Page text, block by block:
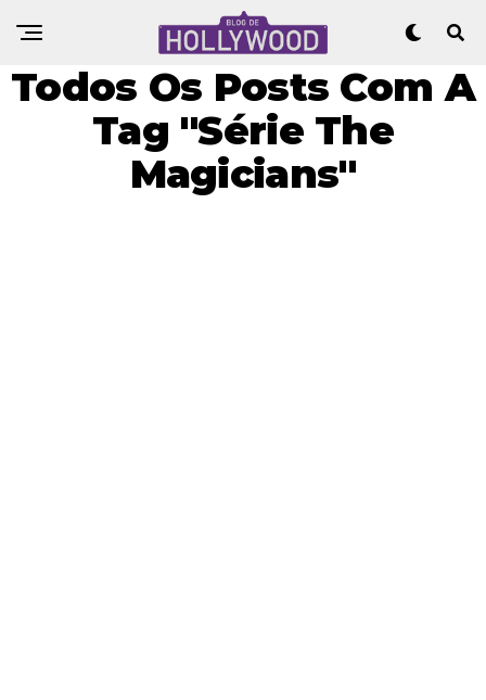
Todos Os Posts Com A
Tag "Série The
Magicians"